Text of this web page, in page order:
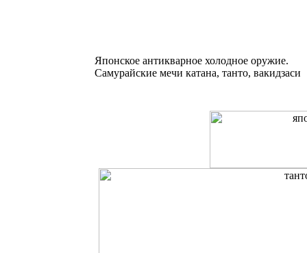
Японское антикварное холодное оружие.
Самурайские мечи катана, танто, вакидзаси